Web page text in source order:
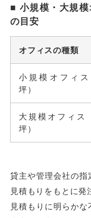
■ 小規模・大規
の目安
オフィスの種類
小規模オフィ
坪）
大規模オフィス
坪）
貸主や管理会社の
見積もりをもとに発
見積もりに明らか